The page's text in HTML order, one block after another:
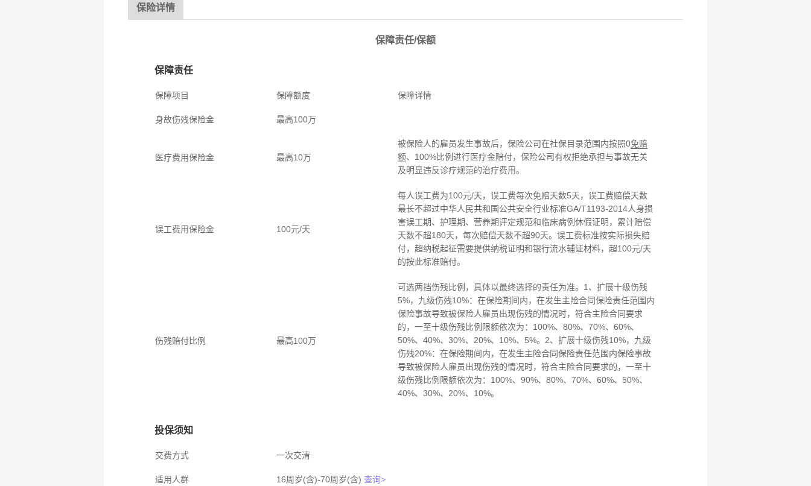
保险详情
保障责任/保额
保障责任
保障项目 保障额度 保障详情
身故伤残保险金 最高100万
医疗费用保险金 最高10万
被保险人的雇员发生事故后，保险公司在社保目录范围内按照0免赔
额、100%比例进行医疗金赔付，保险公司有权拒绝承担与事故无关
及明显违反诊疗规范的治疗费用。
误工费用保险金 100元/天
每人误工费为100元/天，误工费每次免赔天数5天，误工费赔偿天数
最长不超过中华人民共和国公共安全行业标准GA/T1193-2014人身损
害误工期、护理期、营养期评定规范和临床病例休假证明，累计赔偿
天数不超180天，每次赔偿天数不超90天。误工费标准按实际损失赔
付，超纳税起征需要提供纳税证明和银行流水辅证材料，超100元/天
的按此标准赔付。
伤残赔付比例 最高100万
可选两挡伤残比例，具体以最终选择的责任为准。1、扩展十级伤残
5%，九级伤残10%：在保险期间内，在发生主险合同保险责任范围内
保险事故导致被保险人雇员出现伤残的情况时，符合主险合同要求
的，一至十级伤残比例限额依次为：100%、80%、70%、60%、
50%、40%、30%、20%、10%、5%。2、扩展十级伤残10%，九级
伤残20%：在保险期间内，在发生主险合同保险责任范围内保险事故
导致被保险人雇员出现伤残的情况时，符合主险合同要求的，一至十
级伤残比例限额依次为：100%、90%、80%、70%、60%、50%、
40%、30%、20%、10%。
投保须知
交费方式 一次交清
适用人群 16周岁(含)-70周岁(含) 查询>